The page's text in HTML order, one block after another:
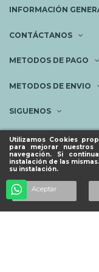
Utilizamos Cookies
para mejorar
navegación. Si
instalación de las
su instalación.
Aceptar
INFORMACIÓN
CONTÁCTANOS
METODOS DE PAGO
METODOS DE ENVIO
SIGUENOS
NEWSLETTER